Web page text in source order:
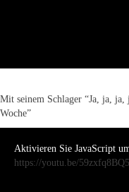
Mit seinem Schlager “Ja, ja, ja,
Woche”
Aktivieren Sie JavaScript
https://youtu.be/